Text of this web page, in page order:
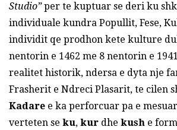
Studio”per te kuptuar se deri ku
individuale kundra Popullit, Fese,
individit qe prodhon kete kulture
nentorin e 1462 me 8 nentorin e
realitet historik, ndersa e dyta nje
Frasherit e Ndreci Plasarit, te cilen
Kadare e ka perforcuar pa e
verteten se ku, kur dhe kush e